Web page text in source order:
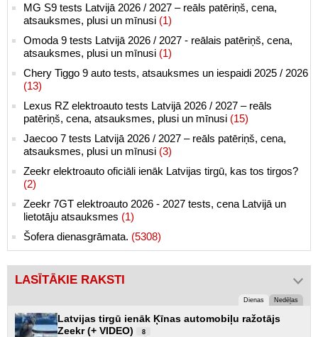
MG S9 tests Latvijā 2026 / 2027 – reāls patēriņš, cena,
atsauksmes, plusi un mīnusi (1)
Omoda 9 tests Latvijā 2026 / 2027 - reālais patēriņš, cena,
atsauksmes, plusi un mīnusi (1)
Chery Tiggo 9 auto tests, atsauksmes un iespaidi 2025 / 2026
(13)
Lexus RZ elektroauto tests Latvijā 2026 / 2027 – reāls
patēriņš, cena, atsauksmes, plusi un mīnusi (15)
Jaecoo 7 tests Latvijā 2026 / 2027 – reāls patēriņš, cena,
atsauksmes, plusi un mīnusi (3)
Zeekr elektroauto oficiāli ienāk Latvijas tirgū, kas tos tirgos?
(2)
Zeekr 7GT elektroauto 2026 - 2027 tests, cena Latvijā un
lietotāju atsauksmes (1)
Šofera dienasgrāmata. (5308)
LASĪTĀKIE RAKSTI
Dienas Nedēļas
Latvijas tirgū ienāk Ķīnas automobiļu ražotājs
Zeekr (+ VIDEO)
8